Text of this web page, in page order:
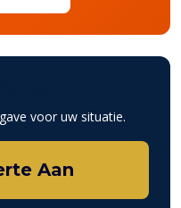
voor uw situatie.
Aan